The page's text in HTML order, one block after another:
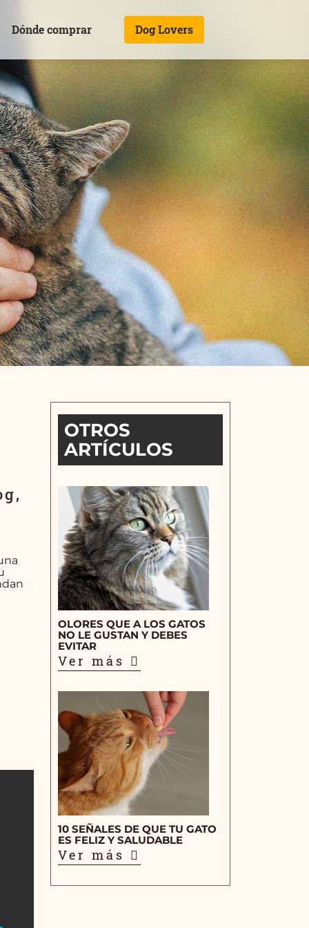
Dónde comprar Dog Lovers
OTROS
ARTÍCULOS
OLORES QUE A LOS GATOS
NO LE GUSTAN Y DEBES
EVITAR
Ver más
10 SEÑALES DE QUE TU GATO
ES FELIZ Y SALUDABLE
Ver más